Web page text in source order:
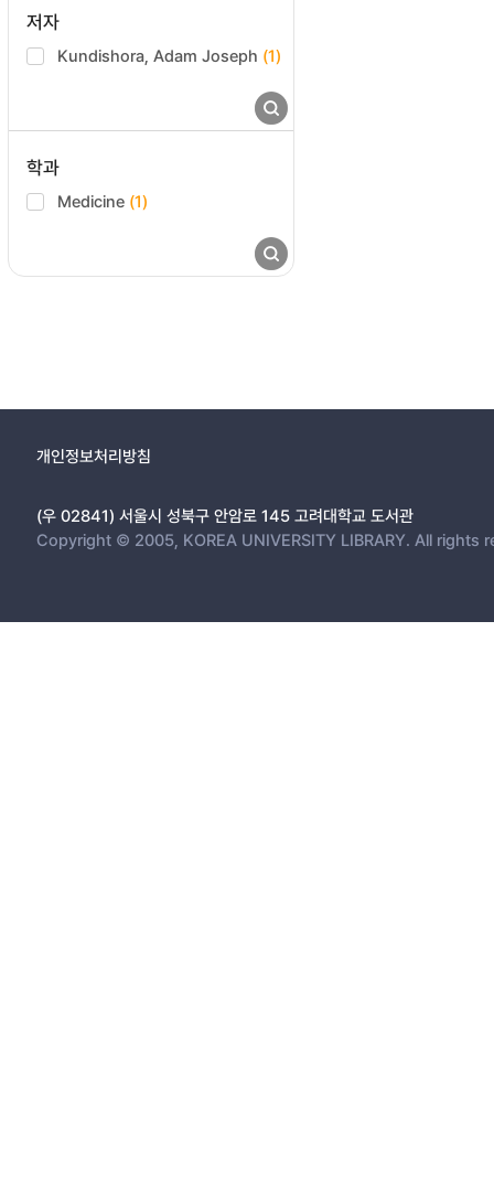
저자
Kundishora, Adam Joseph (1)
학과
Medicine (1)
개인정보처리방침
(우 02841) 서울시 성북구 안암로 145 고려대학교 도서관
Copyright © 2005, KOREA UNIVERSITY LIBRARY. All rights